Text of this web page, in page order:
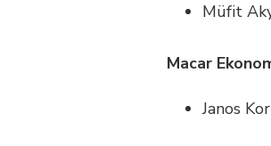
Müfit
Macar
Janos